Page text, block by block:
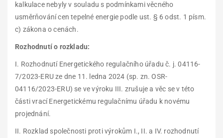
kalkulace nebyly v souladu s podmínkami věcného
usměrňování cen tepelné energie podle ust. § 6 odst. 1 písm.
c) zákona o cenách.
Rozhodnutí o rozkladu:
I. Rozhodnutí Energetického regulačního úřadu č. j. 04116-
7/2023-ERU ze dne 11. ledna 2024 (sp. zn. OSR-
04116/2023-ERU) se ve výroku III. zrušuje a věc se v této
části vrací Energetickému regulačnímu úřadu k novému
projednání.
II. Rozklad společnosti proti výrokům I., II. a IV. rozhodnutí